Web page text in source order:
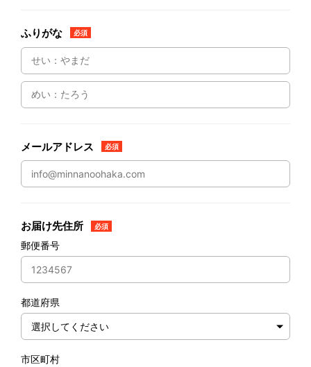
ふりがな 必須
メールアドレス 必須
お届け先住所 必須
郵便番号
都道府県
市区町村